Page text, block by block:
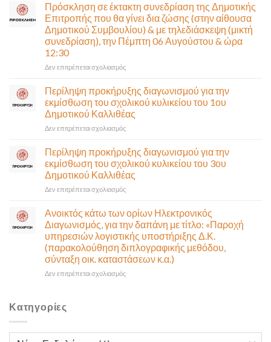
κυκλοφορία
η
Παλαιά
Παραλιακή
Ποσειδώνος)
10
Αυγούστου-
Ένα
αναγκαίο
σημαντικό
έργο
υποδομής
ολοκληρώθηκε
Πρόσκληση σε έκτακτη συνεδρίαση της Δημοτικής
Επιτροπής που θα γίνει δια ζώσης (στην αίθουσα
Δημοτικού Συμβουλίου) & με τηλεδιάσκεψη (μικτή
συνεδρίαση), την Πέμπτη 06 Αυγούστου & ώρα
12:30
Δεν επιτρέπεται σχολιασμόςστο
σε
έκτακτη
συνεδρίαση
της
Δημοτικής
που
θα
γίνει
δια
ζώσης
αίθουσα
Δημοτικού
Συμβουλίου)
&
με
τηλεδιάσκεψη
(μικτή
&
Περίληψη προκήρυξης διαγωνισμού για την
εκμίσθωση του σχολικού κυλικείου του 1ου
Δημοτικού Καλλιθέας
Δεν επιτρέπεται σχολιασμόςστο
προκήρυξης
διαγωνισμού
για
την
εκμίσθωση
σχολικού
κυλικείου
του
1ου
Δημοτικού
Καλλιθέας
Περίληψη προκήρυξης διαγωνισμού για την
εκμίσθωση του σχολικού κυλικείου του 3ου
Δημοτικού Καλλιθέας
Δεν επιτρέπεται σχολιασμόςστο
προκήρυξης
διαγωνισμού
για
την
εκμίσθωση
του
σχολικού
Ανοικτός κάτω των ορίων Ηλεκτρονικός
Διαγωνισμός, για την δαπάνη με τίτλο: «Παροχή
υπηρεσιών λογιστικής υποστήριξης Δ.Κ.
(παρακολούθηση διπλογραφικής μεθόδου,
σύνταξη οικ. καταστάσεων κ.α.)
Δεν επιτρέπεται σχολιασμόςστο
Διαγωνισμός,
Κατηγορίες
Κατηγορίες